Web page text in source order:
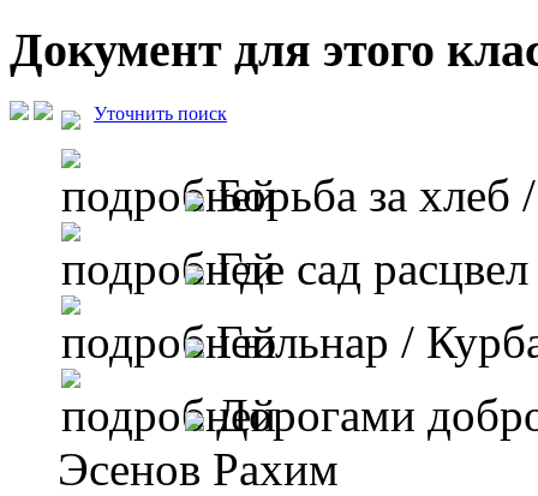
Документ для этого
Уточнить поиск
Борьба за хлеб
Где сад расцвел
Гюльнар /
Дорогами
Эсенов Рахим